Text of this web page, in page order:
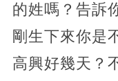
的姓嗎？告訴
剛生下來你是
高興好幾天？